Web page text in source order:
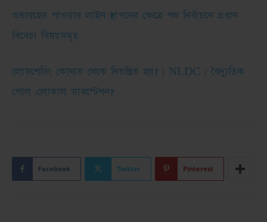
ওভারহেড পাওয়ার লাইন স্থাপনের ক্ষেত্রে পথ নির্বাচনে প্রধান
বিবেচ্য বিষয়সমূহ
লোডশেডিং কোথায় থেকে নিয়ন্ত্রিত হয়? | NLDC / বৈদ্যুতিক
পোল /লোকাল সাবস্টেশন?
Facebook Twitter Pinterest